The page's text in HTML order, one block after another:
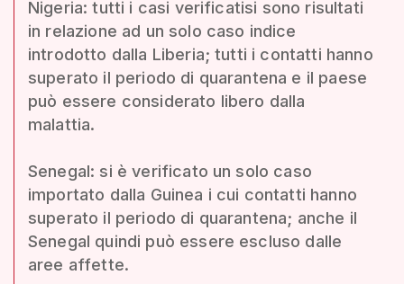
Nigeria: tutti i casi verificatisi sono risultati
in relazione ad un solo caso indice
introdotto dalla Liberia; tutti i contatti hanno
superato il periodo di quarantena e il paese
può essere considerato libero dalla
malattia.
Senegal: si è verificato un solo caso
importato dalla Guinea i cui contatti hanno
superato il periodo di quarantena; anche il
Senegal quindi può essere escluso dalle
aree affette.